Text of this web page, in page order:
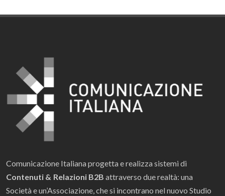
Comunicazione Italiana progetta e realizza sistemi di
Contenuti & Relazioni B2B attraverso due realtà: una
Società e un’Associazione, che si incontrano nel nuovo Studio